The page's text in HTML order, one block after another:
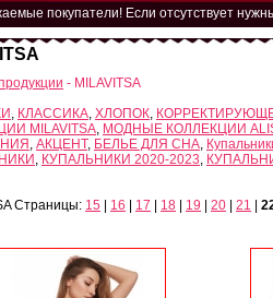
Если отсутствует нужный Вам
- MILAVITSA
, КЛАССИКА, ХЛОПОК,
MILAVITSA, МОДНЫЕ КОЛЛЕКЦИИ
, АКЦЕНТ, БЕЛЬЕ ДЛЯ СНА,
, КУПАЛЬНИКИ 2020-2023,
Страницы: 15 16 17 18 19 20 21